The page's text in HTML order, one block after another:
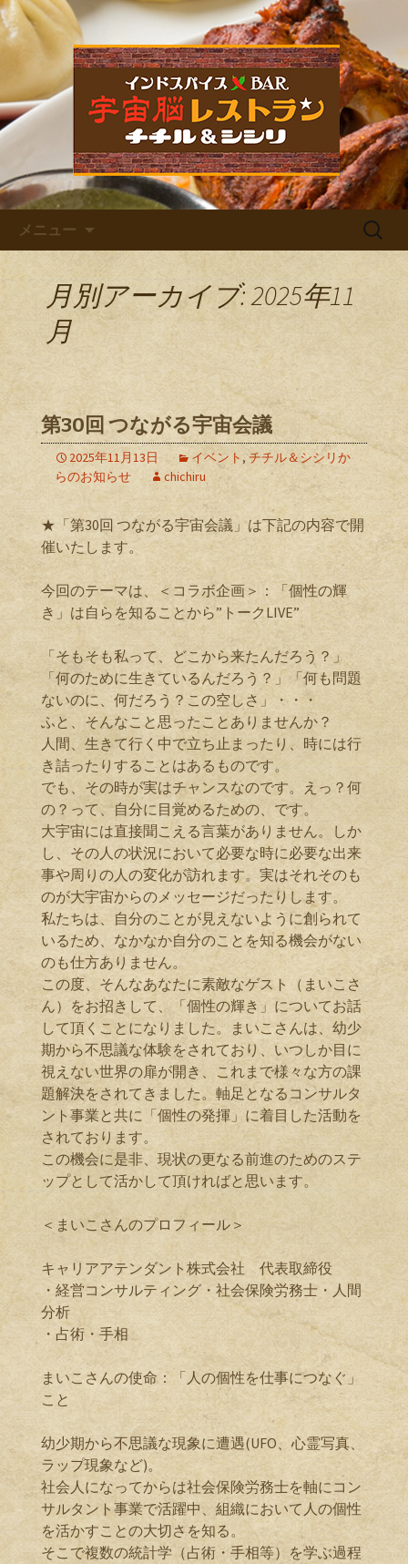
宇宙脳レストラン チチル＆
シシリからのお知らせ
福岡市中央区六本松のカレー屋・ネパ
ールバル「宇宙脳レストラン チチル
＆シシリ」。普段のお食事、家族での
ご飯、お仕事帰りの晩酌、デート、女
子会など様々なシーンでご利用くださ
い。イベントも多数開催しています。
メニュー
検
月別アーカイブ: 2025年11
月
第30回 つながる宇宙会議
2025年11月13日 イベント ,チチル＆シシリか
らのお知らせ
chichiru
★「第30回 つながる宇宙会議」は下記の内容で開
催いたします。
今回のテーマは、＜コラボ企画＞：「個性の輝
き」は自らを知ることから”トークLIVE”
「そもそも私って、どこから来たんだろう？」
「何のために生きているんだろう？」「何も問題
ないのに、何だろう？この空しさ」・・・
ふと、そんなこと思ったことありませんか？
人間、生きて行く中で立ち止まったり、時には行
き詰ったりすることはあるものです。
でも、その時が実はチャンスなのです。えっ？何
の？って、自分に目覚めるための、です。
大宇宙には直接聞こえる言葉がありません。しか
し、その人の状況において必要な時に必要な出来
事や周りの人の変化が訪れます。実はそれそのも
のが大宇宙からのメッセージだったりします。
私たちは、自分のことが見えないように創られて
いるため、なかなか自分のことを知る機会がない
のも仕方ありません。
この度、そんなあなたに素敵なゲスト（まいこさ
ん）をお招きして、「個性の輝き」についてお話
して頂くことになりました。まいこさんは、幼少
期から不思議な体験をされており、いつしか目に
視えない世界の扉が開き、これまで様々な方の課
題解決をされてきました。軸足となるコンサルタ
ント事業と共に「個性の発揮」に着目した活動を
されております。
この機会に是非、現状の更なる前進のためのステ
ップとして活かして頂ければと思います。
＜まいこさんのプロフィール＞
キャリアアテンダント株式会社 代表取締役
・経営コンサルティング・社会保険労務士・人間
分析
・占術・手相
まいこさんの使命：「人の個性を仕事につなぐ」
こと
幼少期から不思議な現象に遭遇(UFO、心霊写真、
ラップ現象など)。
社会人になってからは社会保険労務士を軸にコン
サルタント事業で活躍中、組織において人の個性
を活かすことの大切さを知る。
そこで複数の統計学（占術・手相等）を学ぶ過程